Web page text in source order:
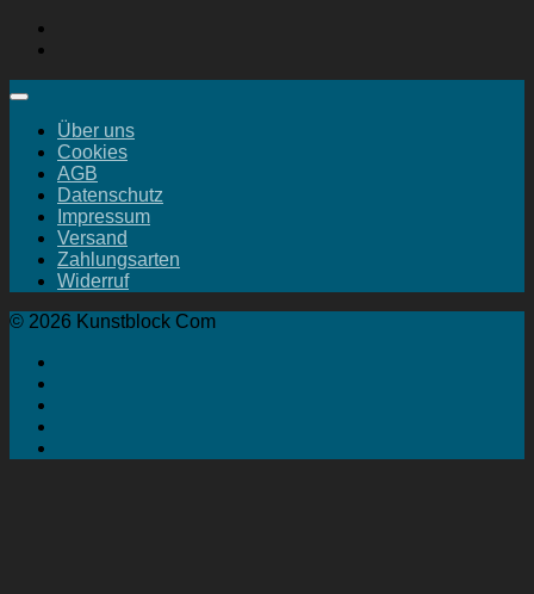
Über uns
Cookies
AGB
Datenschutz
Impressum
Versand
Zahlungsarten
Widerruf
© 2026 Kunstblock Com